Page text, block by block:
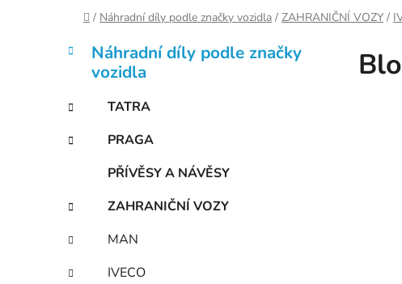
Domů
/ Náhradní díly podle značky vozidla / ZAHRANIČNÍ VOZY /
P
t
a
í
p
n
Přeskočit
kategorie
K
a
g
r
Náhradní díly podle značky
vozidla
TATRA
PRAGA
PŘÍVĚSY A NÁVĚSY
ZAHRANIČNÍ VOZY
MAN
IVECO